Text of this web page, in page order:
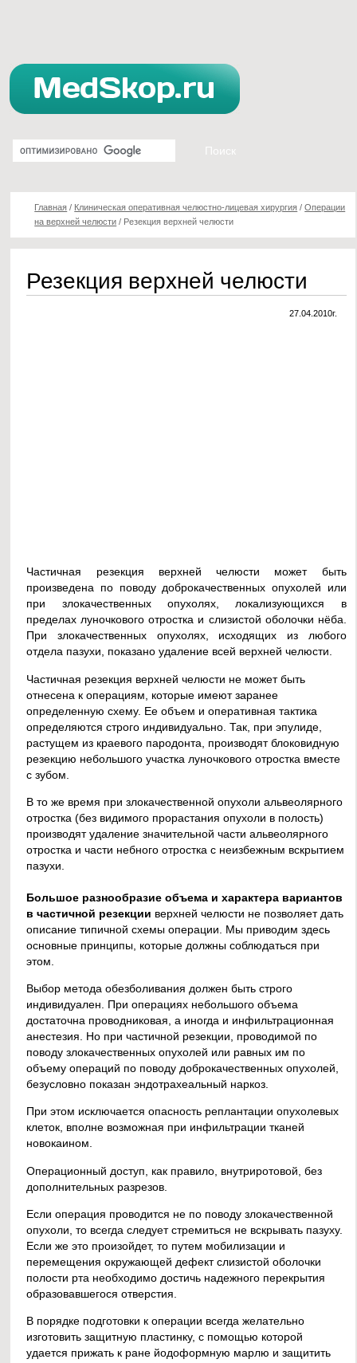
Главная / Клиническая оперативная челюстно-лицевая хирургия /Операции
на верхней челюсти / Резекция верхней челюсти
Резекция верхней челюсти
27.04.2010г.
Частичная резекция верхней челюсти может быть
произведена по поводу доброкачественных опухолей или
при злокачественных опухолях, локализующихся в
пределах луночкового отростка и слизистой оболочки нёба.
При злокачественных опухолях, исходящих из любого
отдела пазухи, показано удаление всей верхней челюсти.
Частичная резекция верхней челюсти не может быть
отнесена к операциям, которые имеют заранее
определенную схему. Ее объем и оперативная тактика
определяются строго индивидуально. Так, при эпулиде,
растущем из краевого пародонта, производят блоковидную
резекцию небольшого участка луночкового отростка вместе
с зубом.
В то же время при злокачественной опухоли альвеолярного
отростка (без видимого прорастания опухоли в полость)
производят удаление значительной части альвеолярного
отростка и части небного отростка с неизбежным вскрытием
пазухи.
Большое разнообразие объема и характера вариантов
в частичной резекции верхней челюсти не позволяет дать
описание типичной схемы операции. Мы приводим здесь
основные принципы, которые должны соблюдаться при
этом.
Выбор метода обезболивания должен быть строго
индивидуален. При операциях небольшого объема
достаточна проводниковая, а иногда и инфильтрационная
анестезия. Но при частичной резекции, проводимой по
поводу злокачественных опухолей или равных им по
объему операций по поводу доброкачественных опухолей,
безусловно показан эндотрахеальный наркоз.
При этом исключается опасность реплантации опухолевых
клеток, вполне возможная при инфильтрации тканей
новокаином.
Операционный доступ, как правило, внутриротовой, без
дополнительных разрезов.
Если операция проводится не по поводу злокачественной
опухоли, то всегда следует стремиться не вскрывать пазуху.
Если же это произойдет, то путем мобилизации и
перемещения окружающей дефект слизистой оболочки
полости рта необходимо достичь надежного перекрытия
образовавшегося отверстия.
В порядке подготовки к операции всегда желательно
изготовить защитную пластинку, с помощью которой
удается прижать к ране йодоформную марлю и защитить